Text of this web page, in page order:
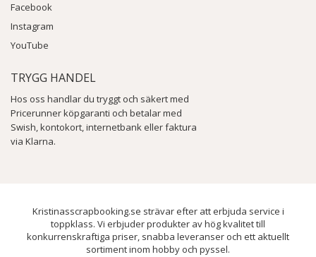
Facebook
Instagram
YouTube
TRYGG HANDEL
Hos oss handlar du tryggt och säkert med
Pricerunner köpgaranti och betalar med
Swish, kontokort, internetbank eller faktura
via Klarna.
Kristinasscrapbooking.se strävar efter att erbjuda service i
toppklass. Vi erbjuder produkter av hög kvalitet till
konkurrenskraftiga priser, snabba leveranser och ett aktuellt
sortiment inom hobby och pyssel.